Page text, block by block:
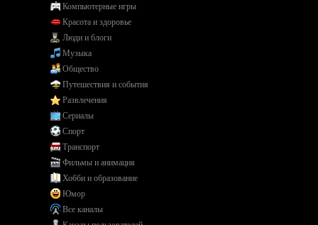
Компьютерные игры
Красота и здоровье
Люди и блоги
Музыка
Общество
Путешествия и события
Развлечения
Сериалы
Спорт
Транспорт
Фильмы и анимация
Хобби и образование
Юмор
Все каналы